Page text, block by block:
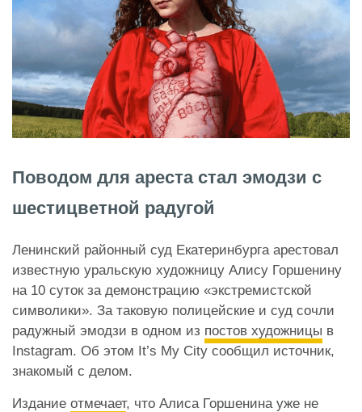
Поводом для ареста стал эмодзи с
шестицветной радугой
Ленинский районный суд Екатеринбурга арестовал
известную уральскую художницу Алису Горшенину
на 10 суток за демонстрацию «экстремистской
символики». За таковую полицейские и суд сочли
радужный эмодзи в одном из постов художницы в
Instagram. Об этом It’s My City сообщил источник,
знакомый с делом.
Издание отмечает, что Алиса Горшенина уже не